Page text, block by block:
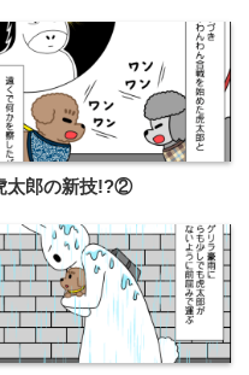
太郎の新技!?②